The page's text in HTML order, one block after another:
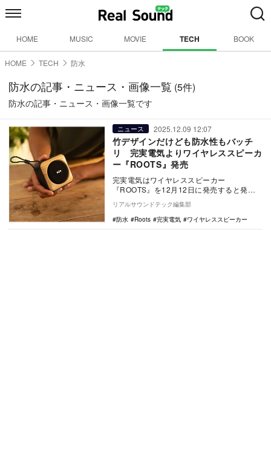
HOME MUSIC MOVIE TECH BOOK
HOME TECH 防水
防水の記事・ニュース・画像一覧 (5件)
防水の記事・ニュース・画像一覧です
ニュース 2025.12.09 12:07
竹デザインだけども防水性もバッチ
リ 完実電気よりワイヤレススピーカ
ー『ROOTS』発売
完実電気はワイヤレススピーカー
『ROOTS』を12月12日に発売すると発表
した。本製品は、小型ながらもクリアなサ
ウンドを実現して…
リアルサウンドテック編集部
防水
Roots 完実電気 ワイヤレススピーカー